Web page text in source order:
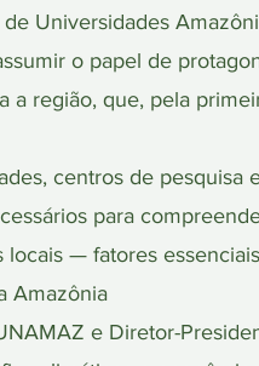
de Universidades
o papel de
a região, que, pela
centros de pesquisa
para
— fatores
Amazônia
e Diretor-